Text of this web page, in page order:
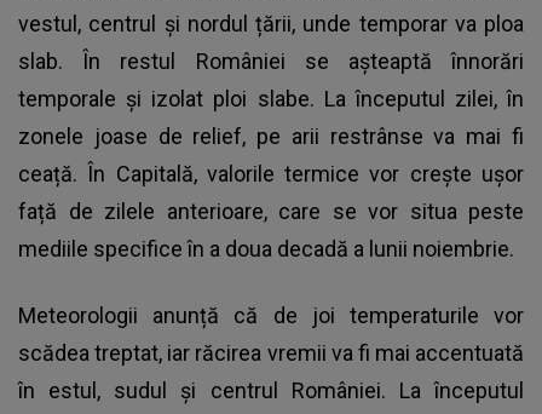
vestul, centrul și nordul țării, unde temporar va ploa
slab. În restul României se așteaptă înnorări
temporale și izolat ploi slabe. La începutul zilei, în
zonele joase de relief, pe arii restrânse va mai fi
ceață. În Capitală, valorile termice vor crește ușor
față de zilele anterioare, care se vor situa peste
mediile specifice în a doua decadă a lunii noiembrie.
Meteorologii anunță că de joi temperaturile vor
scădea treptat, iar răcirea vremii va fi mai accentuată
în estul, sudul și centrul României. La începutul